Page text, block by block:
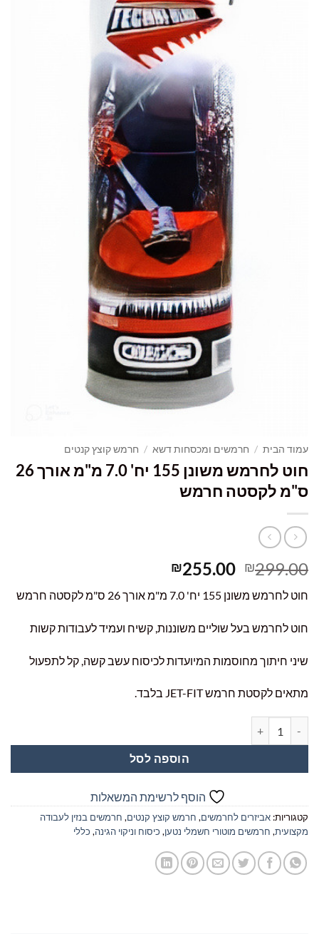
עמוד הבית חרמשים ומכסחות דשא חרמש קוצץ קנטים
חוט לחרמש משונן 155 יח' 7.0 מ"מ אורך 26
ס"מ לקסטה חרמש
₪299.00
המחיר
היה:
₪299.00.
₪255.00 המחיר
הוא:
חוט לחרמש משונן 155 יח' 7.0 מ"מ אורך 26 ס"מ לקסטה חרמש
חוט לחרמש בעל שוליים משוננות, קשיח ועמיד לעבודות קשות
שיני חיתוך מחוסמות המיועדות לכיסוח עשב קשה, קל לתפעול
מתאים לקסטת חרמש JET-FIT בלבד.
הוספה לסל
הוסף לרשימת המשאלות
קטגוריות:אביזרים לחרמשים,חרמש קוצץ קנטים,חרמשים בנזין לעבודה
מקצועית,חרמשים מוטורי חשמלי נטען,כיסוח וניקוי הגינה,כללי